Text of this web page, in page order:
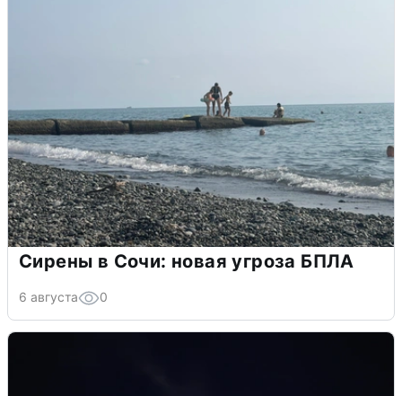
Сирены в Сочи: новая угроза БПЛА
6 августа 0